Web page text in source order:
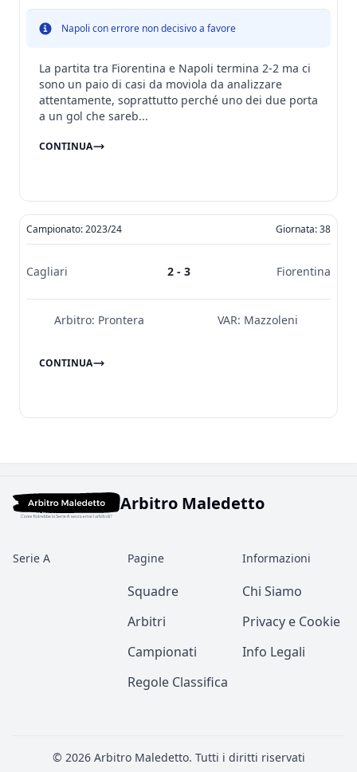
Napoli con errore non decisivo a favore
La partita tra Fiorentina e Napoli termina 2-2 ma ci
sono un paio di casi da moviola da analizzare
attentamente, soprattutto perché uno dei due porta
a un gol che sareb...
CONTINUA
Campionato: 2023/24 Giornata: 38
Cagliari 2 - 3 Fiorentina
Arbitro: Prontera VAR: Mazzoleni
CONTINUA
Arbitro Maledetto
Serie A Pagine
Squadre
Arbitri
Campionati
Regole Classifica
Informazioni
Chi Siamo
Privacy e Cookie
Info Legali
© 2026 Arbitro Maledetto. Tutti i diritti riservati